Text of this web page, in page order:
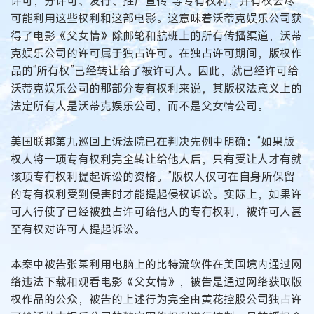
可能利用这些权利和这部电影。这意味着沃蒂克娱乐公司获
得了电影《父女情》除邮轮和航班上的所有传播渠道，沃蒂
克娱乐公司的许可属于独占许可。在独占许可期间，版权作
品的“所有权”已经转让给了被许可人。因此，就已经许可给
沃蒂克娱乐公司的那部分专有权利来说，其版权法意义上的
法定所有人是沃蒂克娱乐公司，而不是父女情公司。
美国联邦第九巡回上诉法院已在判决先例中明确：“如果版
权人将一项专有权利完全转让给他人后，只有受让人才有就
该项专有权利提起诉讼的资格。”版权人仅可在自身所保留
的专有权利受到侵害时才能提起侵权诉讼。实际上，如果许
可人行使了已经被独占许可给他人的专有权利，被许可人甚
至有权对许可人提起诉讼。
本案中被告张某利用电脑上的比特流软件在美国境内通过网
络违法下载和观看电影《父女情》，被告是通过网络获取版
权作品的公众，被告的上述行为完全由黄花控股公司独占许